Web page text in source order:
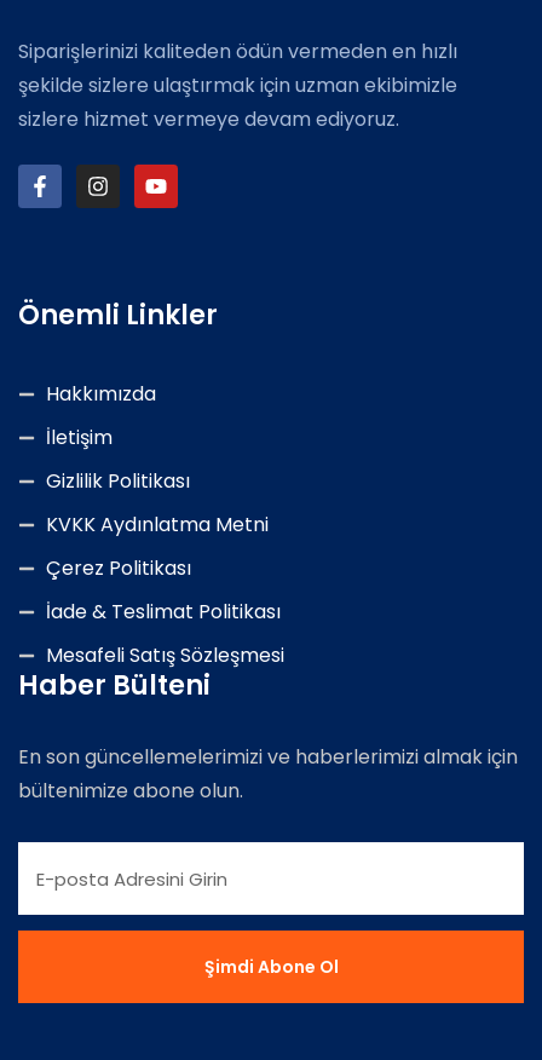
Siparişlerinizi kaliteden ödün vermeden en hızlı
şekilde sizlere ulaştırmak için uzman ekibimizle
sizlere hizmet vermeye devam ediyoruz.
Önemli Linkler
Hakkımızda
İletişim
Gizlilik Politikası
KVKK Aydınlatma Metni
Çerez Politikası
İade & Teslimat Politikası
Mesafeli Satış Sözleşmesi
Haber Bülteni
En son güncellemelerimizi ve haberlerimizi almak için
bültenimize abone olun.